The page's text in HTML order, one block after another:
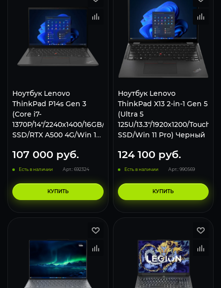
Ноутбук Lenovo
ThinkPad P14s Gen 3
(Core i7-
1370P/14"/2240х1400/16GB/512GB
SSD/RTX A500 4G/Win 11
107 000 руб.
Есть в наличии Арт.: 692324
КУПИТЬ
Ноутбук Lenovo
ThinkPad X13 2-in-1 Gen 5
(Ultra 5
125U/13.3"/1920x1200/Touch/
SSD/Win 11 Pro) Черный
124 100руб.
Есть в наличии Арт.: 990569
КУПИТЬ